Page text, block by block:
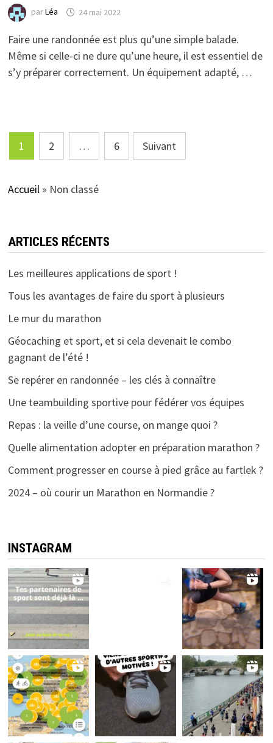
parLéa 24 mai 2022
Faire une randonnée est plus qu’une simple balade.
Même si celle-ci ne dure qu’une heure, il est essentiel de
s’y préparer correctement. Un équipement adapté, …
Pagination
des
publications
1 2 … 6 Suivant
Accueil » Non classé
ARTICLES RÉCENTS
Les meilleures applications de sport !
Tous les avantages de faire du sport à plusieurs
Le mur du marathon
Géocaching et sport, et si cela devenait le combo
gagnant de l’été !
Se repérer en randonnée – les clés à connaître
Une teambuilding sportive pour fédérer vos équipes
Repas : la veille d’une course, on mange quoi ?
Quelle alimentation adopter en préparation marathon ?
Comment progresser en course à pied grâce au fartlek ?
2024 – où courir un Marathon en Normandie ?
INSTAGRAM